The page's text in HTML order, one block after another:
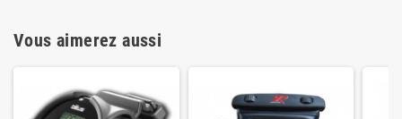
Vous aimerez aussi